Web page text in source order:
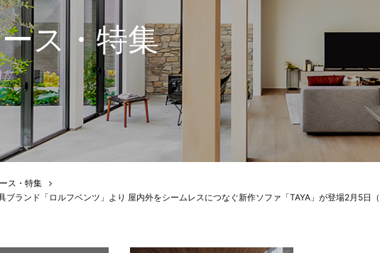
ス・特集
ス・特集
ブランド「ロルフベンツ」より 屋内外をシームレスにつなぐ新作ソファ「TAYA」が登場2月5日